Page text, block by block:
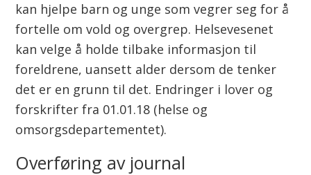
kan hjelpe barn og unge som vegrer seg for å
fortelle om vold og overgrep. Helsevesenet
kan velge å holde tilbake informasjon til
foreldrene, uansett alder dersom de tenker
det er en grunn til det. Endringer i lover og
forskrifter fra 01.01.18 (helse og
omsorgsdepartementet).
Overføring av journal